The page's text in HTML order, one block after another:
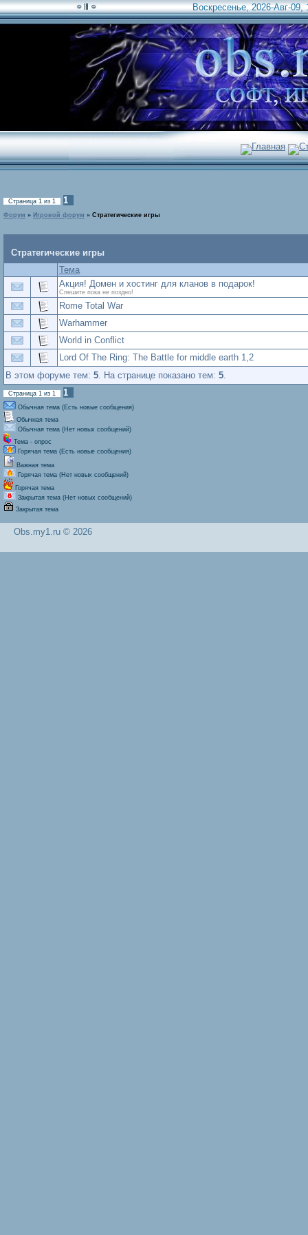
Воскресенье, 2026-Авг-09,
Главная
Страница 1 из 1 1
Форум » Игровой форум » Стратегические игры
Стратегические игры
Тема
Акция! Домен и хостинг для кланов в подарок!
Спешите пока не поздно!
Rome Total War
Warhammer
World in Conflict
Lord Of The Ring: The Battle for middle earth 1,2
В этом форуме тем: 5. На странице показано тем: 5.
Страница 1 из 1 1
Обычная тема (Есть новые сообщения)
Обычная тема
Обычная тема (Нет новых сообщений)
Тема - опрос
Горячая тема (Есть новые сообщения)
Важная тема
Горячая тема (Нет новых сообщений)
Горячая тема
Закрытая тема (Нет новых сообщений)
Закрытая тема
Obs.my1.ru © 2026